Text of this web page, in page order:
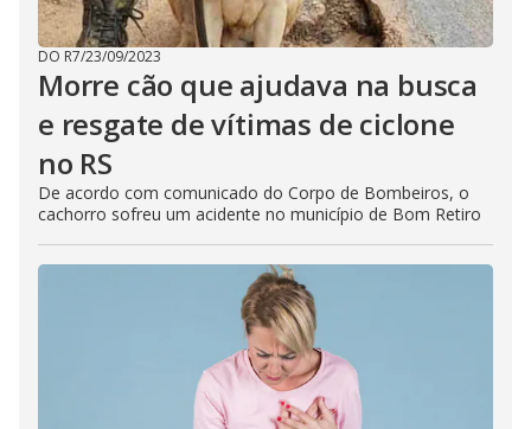
DO R7/23/09/2023
Morre cão que ajudava na busca
e resgate de vítimas de ciclone
no RS
De acordo com comunicado do Corpo de Bombeiros, o
cachorro sofreu um acidente no município de Bom Retiro